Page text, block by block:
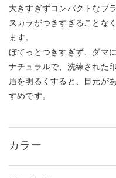
大きすぎずコンパクトなブ
スカラがつきすぎることな
ます。
ぼてっとつきすぎず、ダマ
ナチュラルで、洗練された印
眉を明るくすると、目元が
すめです。
カラー